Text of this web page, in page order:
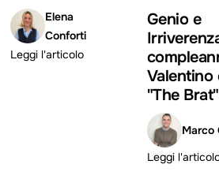
Elena
Conforti
Leggi l'articolo
Genio e
Valentino
"The Brat"
Marco
Leggi